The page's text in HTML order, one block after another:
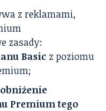
z reklamami,
zasady:
Basic z poziomu
Premium tego